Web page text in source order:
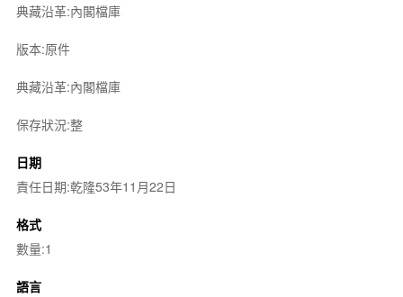
典藏沿革:內閣檔庫
版本:原件
典藏沿革:內閣檔庫
保存狀況:整
日期
責任日期:乾隆53年11月22日
格式
數量:1
語言